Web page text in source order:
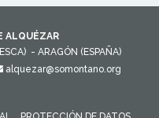
ALQUÉZAR
- ARAGÓN (ESPAÑA)
alquezar@somontano.org